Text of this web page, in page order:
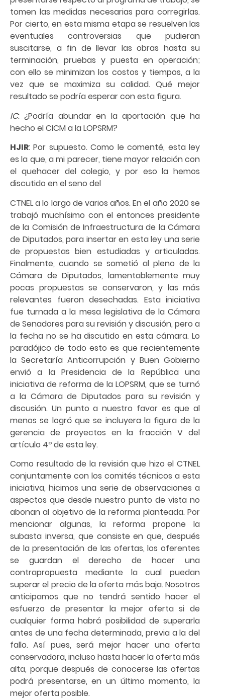
tomen las medidas necesarias para corregirlas.
Por cierto, en esta misma etapa se resuelven las
eventuales controversias que pudieran
suscitarse, a fin de llevar las obras hasta su
terminación, pruebas y puesta en operación;
con ello se minimizan los costos y tiempos, a la
vez que se maximiza su calidad. Qué mejor
resultado se podría esperar con esta figura.
IC: ¿Podría abundar en la aportación que ha
hecho el CICM a la LOPSRM?
HJIR: Por supuesto. Como le comenté, esta ley
es la que, a mi parecer, tiene mayor relación con
el quehacer del colegio, y por eso la hemos
discutido en el seno del
CTNEL a lo largo de varios años. En el año 2020 se
trabajó muchísimo con el entonces presidente
de la Comisión de Infraestructura de la Cámara
de Diputados, para insertar en esta ley una serie
de propuestas bien estudiadas y articuladas.
Finalmente, cuando se sometió al pleno de la
Cámara de Diputados, lamentablemente muy
pocas propuestas se conservaron, y las más
relevantes fueron desechadas. Esta iniciativa
fue turnada a la mesa legislativa de la Cámara
de Senadores para su revisión y discusión, pero a
la fecha no se ha discutido en esta cámara. Lo
paradójico de todo esto es que recientemente
la Secretaría Anticorrupción y Buen Gobierno
envió a la Presidencia de la República una
iniciativa de reforma de la LOPSRM, que se turnó
a la Cámara de Diputados para su revisión y
discusión. Un punto a nuestro favor es que al
menos se logró que se incluyera la figura de la
gerencia de proyectos en la fracción V del
artículo 4º de esta ley.
Como resultado de la revisión que hizo el CTNEL
conjuntamente con los comités técnicos a esta
iniciativa, hicimos una serie de observaciones a
aspectos que desde nuestro punto de vista no
abonan al objetivo de la reforma planteada. Por
mencionar algunas, la reforma propone la
subasta inversa, que consiste en que, después
de la presentación de las ofertas, los oferentes
se guardan el derecho de hacer una
contrapropuesta mediante la cual puedan
superar el precio de la oferta más baja. Nosotros
anticipamos que no tendrá sentido hacer el
esfuerzo de presentar la mejor oferta si de
cualquier forma habrá posibilidad de superarla
antes de una fecha determinada, previa a la del
fallo. Así pues, será mejor hacer una oferta
conservadora, incluso hasta hacer la oferta más
alta, porque después de conocerse las ofertas
podrá presentarse, en un último momento, la
mejor oferta posible.